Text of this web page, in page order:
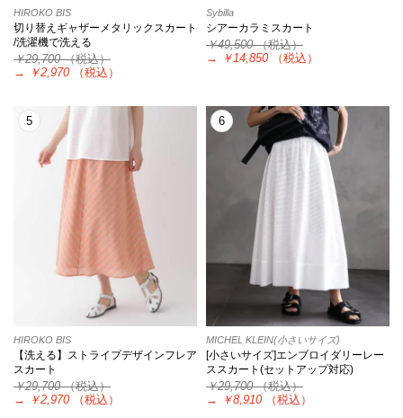
HIROKO BIS
切り替えギャザーメタリックスカート
/洗濯機で洗える
￥29,700（税込）
→
￥2,970 （税込）
Sybilla
シアーカラミスカート
￥49,500（税込）
→
￥14,850 （税込）
5
HIROKO BIS
【洗える】ストライプデザインフレア
スカート
￥29,700（税込）
→
￥2,970 （税込）
6
MICHEL KLEIN(小さいサイズ)
[小さいサイズ]エンブロイダリーレー
ススカート(セットアップ対応)
￥29,700（税込）
→
￥8,910 （税込）